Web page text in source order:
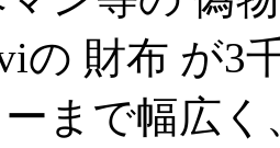
の 財布 が3
まで幅広